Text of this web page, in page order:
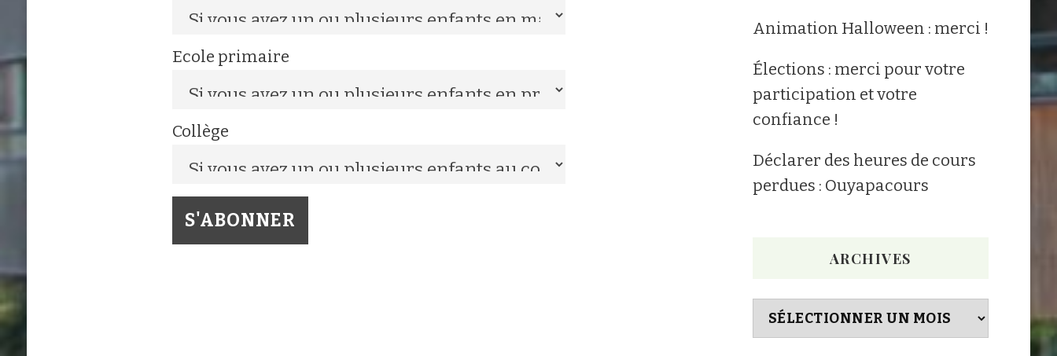
Ecole primaire
Collège
Animation Halloween : merci !
Élections : merci pour votre
participation et votre
confiance !
Déclarer des heures de cours
perdues : Ouyapacours
ARCHIVES
Archives